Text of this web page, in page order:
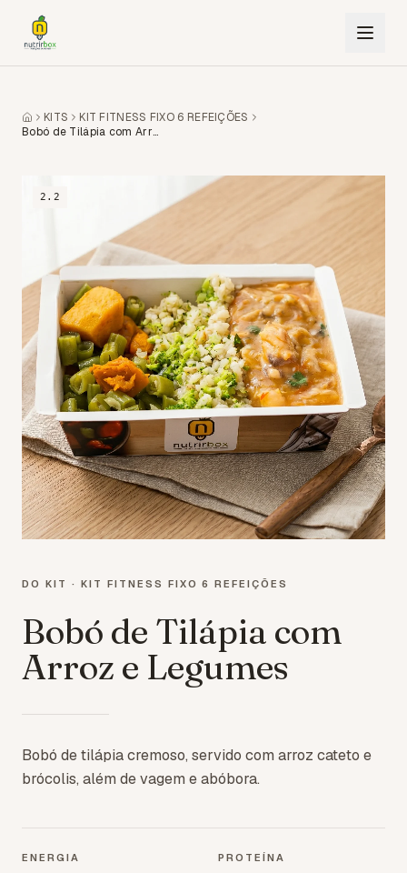
KITS
KIT FITNESS FIXO 6 REFEIÇÕES
Bobó de Tilápia com Arroz e Legumes
2.2
DO KIT · KIT FITNESS FIXO 6 REFEIÇÕES
Bobó de Tilápia com
Arroz e Legumes
Bobó de tilápia cremoso, servido com arroz cateto e
brócolis, além de vagem e abóbora.
ENERGIA PROTEÍNA